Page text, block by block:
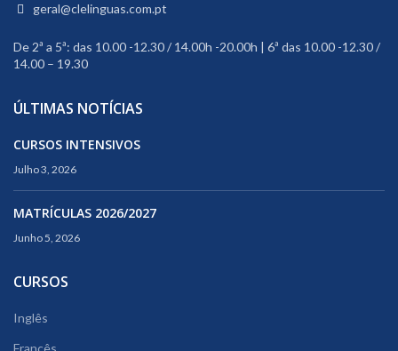
geral@clelinguas.com.pt
De 2ª a 5ª: das 10.00 -12.30 / 14.00h -20.00h | 6ª das 10.00 -12.30 /
14.00 – 19.30
ÚLTIMAS NOTÍCIAS
CURSOS INTENSIVOS
Julho 3, 2026
MATRÍCULAS 2026/2027
Junho 5, 2026
CURSOS
Inglês